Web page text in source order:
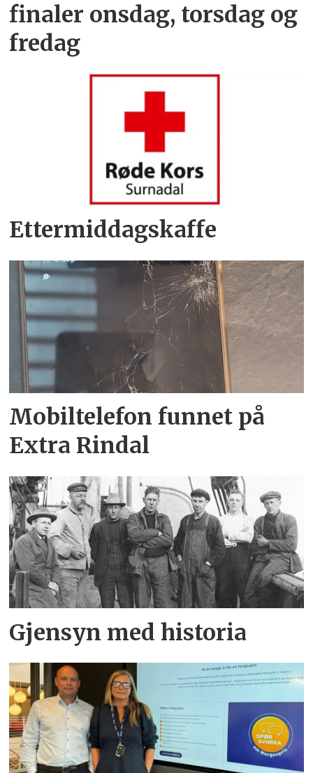
finaler onsdag, torsdag og
fredag
Ettermiddagskaffe
Mobiltelefon funnet på
Extra Rindal
Gjensyn med historia